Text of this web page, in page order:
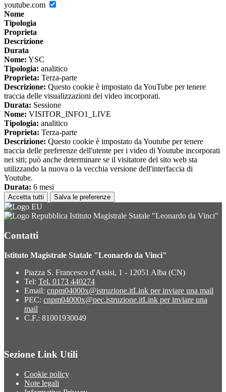
youtube.com
Nome
Tipologia
Proprieta
Descrizione
Durata
Nome: YSC
Tipologia: analitico
Proprieta: Terza-parte
Descrizione: Questo cookie è impostato da YouTube per tenere
traccia delle visualizzazioni dei video incorporati.
Durata: Sessione
Nome: VISITOR_INFO1_LIVE
Tipologia: analitico
Proprieta: Terza-parte
Descrizione: Questo cookie è impostato da Youtube per tenere
traccia delle preferenze dell'utente per i video di Youtube incorporati
nei siti; può anche determinare se il visitatore del sito web sta
utilizzando la nuova o la vecchia versione dell'interfaccia di
Youtube.
Durata: 6 mesi
Accetta tutti Salva le preferenze
Istituto Magistrale Statale "Leonardo da Vinci"
Contatti
Istituto Magistrale Statale "Leonardo da Vinci"
Piazza S. Francesco d'Assisi, 1 - 12051 Alba (CN)
Tel: Tel. 0173 440274
Email: cnpm04000x@istruzione.itLink per inviare una mail
PEC: cnpm04000x@pec.istruzione.itLink per inviare una
mail
C.F.: 81001930049
Sezione Link Utili
Cookie policy
Note legali